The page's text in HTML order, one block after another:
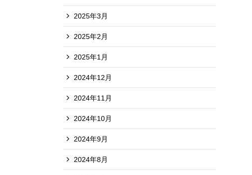
2025年3月
2025年2月
2025年1月
2024年12月
2024年11月
2024年10月
2024年9月
2024年8月